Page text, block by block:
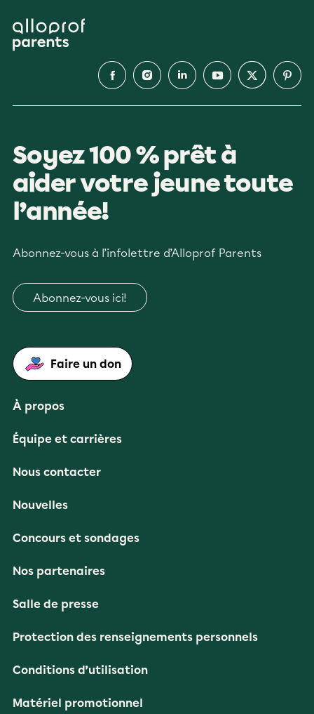
Soyez 100 % prêt à
aider votre jeune toute
l’année!
Abonnez-vous à l’infolettre d’Alloprof Parents
Abonnez-vous ici!
Faire un don
À propos
Équipe et carrières
Nous contacter
Nouvelles
Concours et sondages
Nos partenaires
Salle de presse
Protection des renseignements personnels
Conditions d’utilisation
Matériel promotionnel